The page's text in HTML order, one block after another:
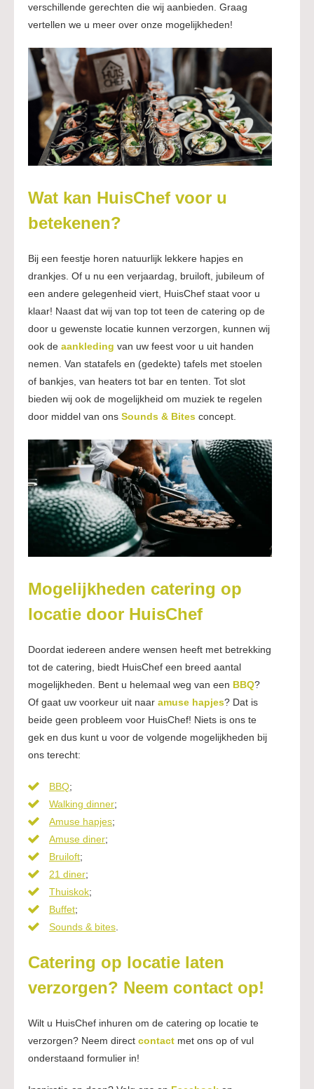
verschillende gerechten die wij aanbieden. Graag
vertellen we u meer over onze mogelijkheden!
Wat kan HuisChef voor u
betekenen?
Bij een feestje horen natuurlijk lekkere hapjes en
drankjes. Of u nu een verjaardag, bruiloft, jubileum of
een andere gelegenheid viert, HuisChef staat voor u
klaar! Naast dat wij van top tot teen de catering op de
door u gewenste locatie kunnen verzorgen, kunnen wij
ook de aankleding van uw feest voor u uit handen
nemen. Van statafels en (gedekte) tafels met stoelen
of bankjes, van heaters tot bar en tenten. Tot slot
bieden wij ook de mogelijkheid om muziek te regelen
door middel van ons Sounds & Bites concept.
Mogelijkheden catering op
locatie door HuisChef
Doordat iedereen andere wensen heeft met betrekking
tot de catering, biedt HuisChef een breed aantal
mogelijkheden. Bent u helemaal weg van een BBQ?
Of gaat uw voorkeur uit naar amuse hapjes? Dat is
beide geen probleem voor HuisChef! Niets is ons te
gek en dus kunt u voor de volgende mogelijkheden bij
ons terecht:
BBQ;
Walking dinner;
Amuse hapjes;
Amuse diner;
Bruiloft;
21 diner;
Thuiskok;
Buffet;
Sounds & bites.
Catering op locatie laten
verzorgen? Neem contact op!
Wilt u HuisChef inhuren om de catering op locatie te
verzorgen? Neem direct contact met ons op of vul
onderstaand formulier in!